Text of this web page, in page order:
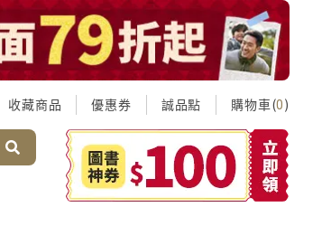
收藏商品 優惠券 誠品點 購物車(0)